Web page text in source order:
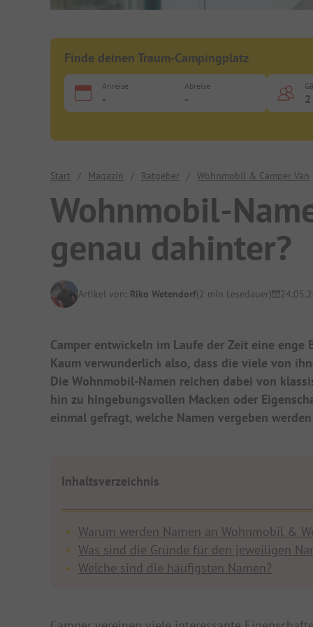
Finde deinen Traum-Campingplatz
Anreise
-
Abreise
-
Start / Magazin / Ratgeber / Wohnmobil & Camper Van
Wohnmobil-
genau dahinter?
Artikel von: Riko Wetendorf(2 min Lesedauer)
Camper entwickeln im Laufe der Zeit eine
Kaum verwunderlich also, dass die viele von
Die Wohnmobil-Namen reichen dabei von
hin zu hingebungsvollen Macken oder
einmal gefragt, welche Namen vergeben
Inhaltsverzeichnis
Warum werden Namen an Wohnmobil &
Was sind die Gründe für den jeweiligen
Welche sind die häufigsten Namen?